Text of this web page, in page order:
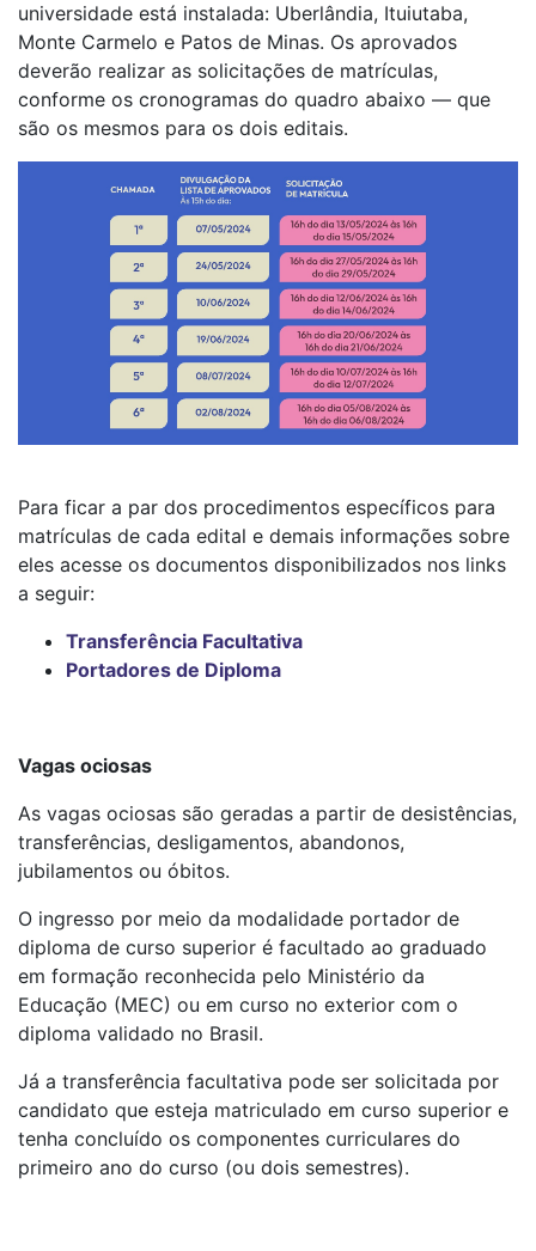
universidade está instalada: Uberlândia, Ituiutaba,
Monte Carmelo e Patos de Minas. Os aprovados
deverão realizar as solicitações de matrículas,
conforme os cronogramas do quadro abaixo — que
são os mesmos para os dois editais.
Para ficar a par dos procedimentos específicos para
matrículas de cada edital e demais informações sobre
eles acesse os documentos disponibilizados nos links
a seguir:
Transferência Facultativa
Portadores de Diploma
Vagas ociosas
As vagas ociosas são geradas a partir de desistências,
transferências, desligamentos, abandonos,
jubilamentos ou óbitos.
O ingresso por meio da modalidade portador de
diploma de curso superior é facultado ao graduado
em formação reconhecida pelo Ministério da
Educação (MEC) ou em curso no exterior com o
diploma validado no Brasil.
Já a transferência facultativa pode ser solicitada por
candidato que esteja matriculado em curso superior e
tenha concluído os componentes curriculares do
primeiro ano do curso (ou dois semestres).